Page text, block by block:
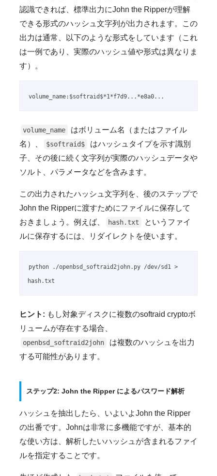
認識できれば、標準出力にJohn the Ripperが理解
できる形式のハッシュ文字列が出力されます。この
出力は通常、以下のような形式をしています（これ
は一例であり、実際のハッシュ値や形式は異なりま
す）。
volume_name:$softraid$*1*f7d9...*e8a0...
volume_name
はボリューム名（またはファイル
名）、
$softraid$
はハッシュタイプを示す識別
子、その後に続く文字列が実際のハッシュデータや
ソルト、パラメータなどを含みます。
この出力されたハッシュ文字列を、後のステップで
John the Ripperに渡すためにファイルに保存して
おきましょう。例えば、
hash.txt
というファイ
ルに保存するには、リダイレクトを使います。
python ./openbsd_softraid2john.py /dev/sd1 >
hash.txt
ヒント: もし対象ディスクに複数のsoftraid cryptoボ
リュームが存在する場合、
openbsd_softraid2john
は複数のハッシュを出力
する可能性があります。
ステップ2: John the Ripper によるパスワード解析
ハッシュを抽出したら、いよいよJohn the Ripper
の出番です。Johnは非常に多機能ですが、基本的
な使い方は、解析したいハッシュが含まれるファイ
ルを指定することです。